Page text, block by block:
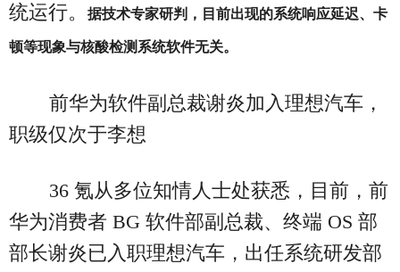
统运行。
据技术专家研判，目前出现的系统响应延迟、卡
顿等现象与核酸检测系统软件无关。
前华为软件副总裁谢炎加入理想汽车，
职级仅次于李想
36 氪从多位知情人士处获悉，目前，前
华为消费者 BG 软件部副总裁、终端 OS 部
部长谢炎已入职理想汽车，出任系统研发部